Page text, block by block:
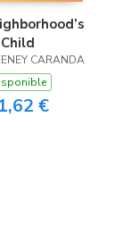
Child
CARANDA
€